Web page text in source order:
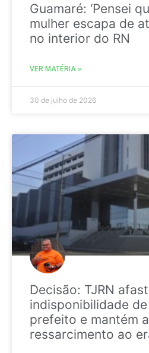
Guamaré: ‘Pensei
mulher escapa de
no interior do RN
VER MATÉRIA »
30 de julho de 2026
Decisão: TJRN
indisponibilidade
prefeito e mantém
ressarcimento ao